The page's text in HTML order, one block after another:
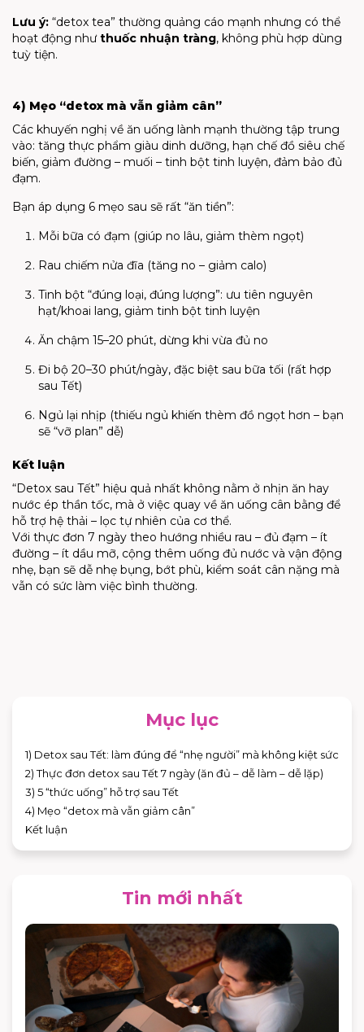
Lưu ý: “detox tea” thường quảng cáo mạnh nhưng có thể
hoạt động nhưthuốc nhuận tràng, không phù hợp dùng
tuỳ tiện.
4) Mẹo “detox mà vẫn giảm cân”
Các khuyến nghị về ăn uống lành mạnh thường tập trung
vào: tăng thực phẩm giàu dinh dưỡng, hạn chế đồ siêu chế
biến, giảm đường – muối – tinh bột tinh luyện, đảm bảo đủ
đạm.
Bạn áp dụng 6 mẹo sau sẽ rất “ăn tiền”:
Mỗi bữa có đạm (giúp no lâu, giảm thèm ngọt)
Rau chiếm nửa đĩa (tăng no – giảm calo)
Tinh bột “đúng loại, đúng lượng”: ưu tiên nguyên
hạt/khoai lang, giảm tinh bột tinh luyện
Ăn chậm 15–20 phút, dừng khi vừa đủ no
Đi bộ 20–30 phút/ngày, đặc biệt sau bữa tối (rất hợp
sau Tết)
Ngủ lại nhịp (thiếu ngủ khiến thèm đồ ngọt hơn – bạn
sẽ “vỡ plan” dễ)
Kết luận
“Detox sau Tết” hiệu quả nhất không nằm ở nhịn ăn hay
nước ép thần tốc, mà ở việc quay về ăn uống cân bằng để
hỗ trợ hệ thải – lọc tự nhiên của cơ thể.
Với thực đơn 7 ngày theo hướng nhiều rau – đủ đạm – ít
đường – ít dầu mỡ, cộng thêm uống đủ nước và vận động
nhẹ, bạn sẽ dễ nhẹ bụng, bớt phù, kiểm soát cân nặng mà
vẫn có sức làm việc bình thường.
Mục lục
1) Detox sau Tết: làm đúng để “nhẹ người” mà không kiệt sức
2) Thực đơn detox sau Tết 7 ngày (ăn đủ – dễ làm – dễ lặp)
3) 5 “thức uống” hỗ trợ sau Tết
4) Mẹo “detox mà vẫn giảm cân”
Kết luận
Tin mới nhất